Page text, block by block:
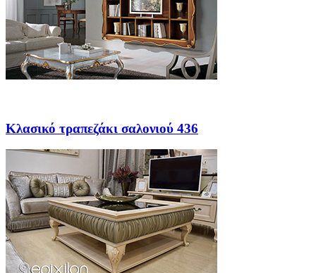
Κλασικό τραπεζάκι σαλονιού 436